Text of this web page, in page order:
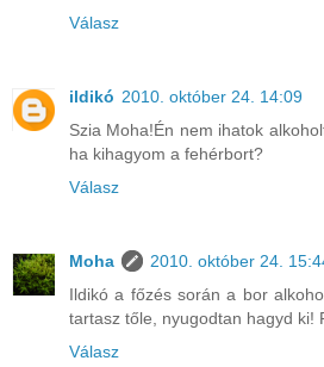
Válasz
ildikó 2010. október 24. 14:09
Szia Moha!Én nem ihatok
ha kihagyom a fehérbort?
Válasz
Moha
2010. október 24.
Ildikó a főzés során a bor
tartasz tőle, nyugodtan hagyd ki!
Válasz